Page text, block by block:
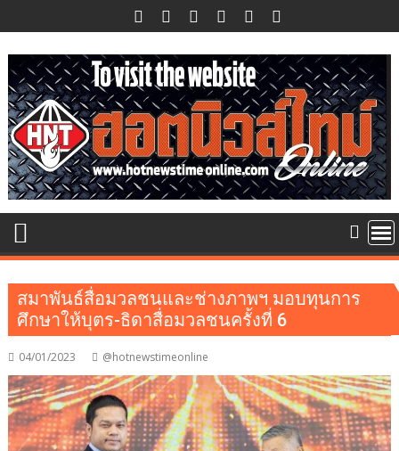
to
content
สมาพันธ์สื่อมวลชนและช่างภาพฯ มอบทุนการ
ศึกษาให้บุตร-ธิดาสื่อมวลชนครั้งที่ 6
04/01/2023 @hotnewstimeonline